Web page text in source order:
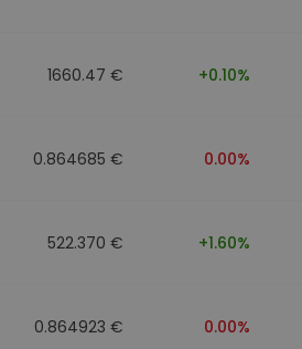
1660.47 € +0.10%
0.864685 € 0.00%
522.370 € +1.60%
0.864923 € 0.00%